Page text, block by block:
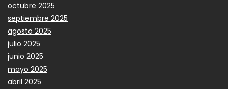
octubre 2025
septiembre 2025
agosto 2025
julio 2025
junio 2025
mayo 2025
abril 2025